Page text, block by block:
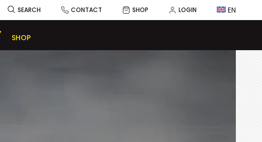
SHOP
SEARCH CONTACT SHOP LOGIN EN